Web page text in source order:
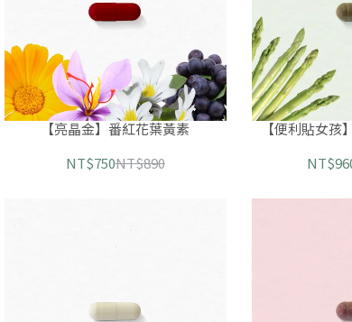
【亮晶金】番紅花葉黃素
NT$750NT$890
【便利貼女孩